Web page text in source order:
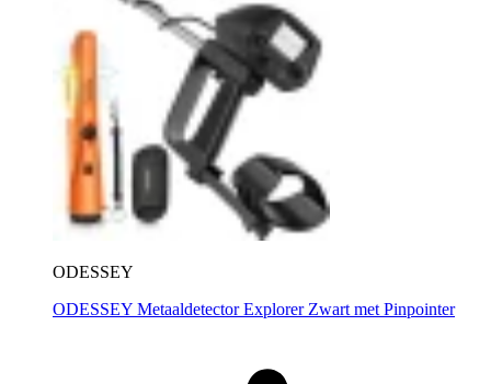
ODESSEY
ODESSEY Metaaldetector Explorer Zwart met Pinpointer